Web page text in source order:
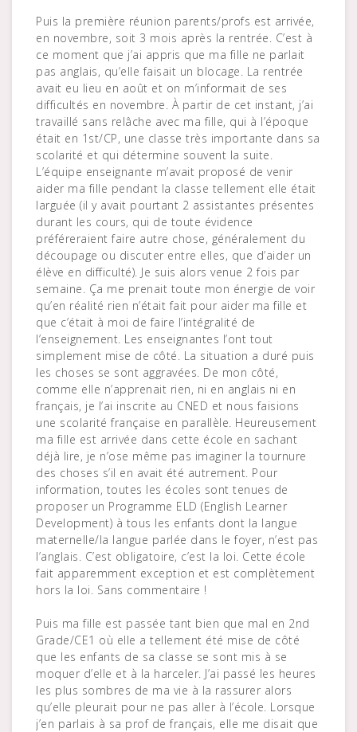
Puis la première réunion parents/profs est arrivée,
en novembre, soit 3 mois après la rentrée. C’est à
ce moment que j’ai appris que ma fille ne parlait
pas anglais, qu’elle faisait un blocage. La rentrée
avait eu lieu en août et on m’informait de ses
difficultés en novembre. À partir de cet instant, j’ai
travaillé sans relâche avec ma fille, qui à l’époque
était en 1st/CP, une classe très importante dans sa
scolarité et qui détermine souvent la suite.
L’équipe enseignante m’avait proposé de venir
aider ma fille pendant la classe tellement elle était
larguée (il y avait pourtant 2 assistantes présentes
durant les cours, qui de toute évidence
préféreraient faire autre chose, généralement du
découpage ou discuter entre elles, que d’aider un
élève en difficulté). Je suis alors venue 2 fois par
semaine. Ça me prenait toute mon énergie de voir
qu’en réalité rien n’était fait pour aider ma fille et
que c’était à moi de faire l’intégralité de
l’enseignement. Les enseignantes l’ont tout
simplement mise de côté. La situation a duré puis
les choses se sont aggravées. De mon côté,
comme elle n’apprenait rien, ni en anglais ni en
français, je l’ai inscrite au CNED et nous faisions
une scolarité française en parallèle. Heureusement
ma fille est arrivée dans cette école en sachant
déjà lire, je n’ose même pas imaginer la tournure
des choses s’il en avait été autrement. Pour
information, toutes les écoles sont tenues de
proposer un Programme ELD (English Learner
Development) à tous les enfants dont la langue
maternelle/la langue parlée dans le foyer, n’est pas
l’anglais. C’est obligatoire, c’est la loi. Cette école
fait apparemment exception et est complètement
hors la loi. Sans commentaire !
Puis ma fille est passée tant bien que mal en 2nd
Grade/CE1 où elle a tellement été mise de côté
que les enfants de sa classe se sont mis à se
moquer d’elle et à la harceler. J’ai passé les heures
les plus sombres de ma vie à la rassurer alors
qu’elle pleurait pour ne pas aller à l’école. Lorsque
j’en parlais à sa prof de français, elle me disait que